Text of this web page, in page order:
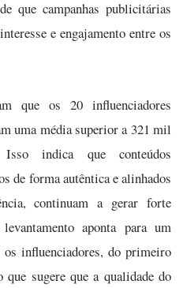
que campanhas publicitárias
e engajamento entre os
que os 20 influenciadores
uma média superior a 321 mil
indica que conteúdos
de forma autêntica e alinhados
continuam a gerar forte
aponta para um
os influenciadores, do primeiro
sugere que a qualidade do